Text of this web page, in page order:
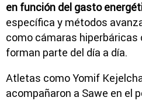
en función del gasto
específica y métodos
como cámaras hiperbáricas
forman parte del día a día.
Atletas comoYomif
acompañaron a Sawe en el